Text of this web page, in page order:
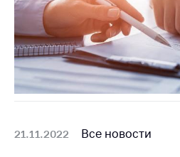
Адрес и режим
работы
Приемная
Министра
Горячая линия
21.11.2022 Все новости